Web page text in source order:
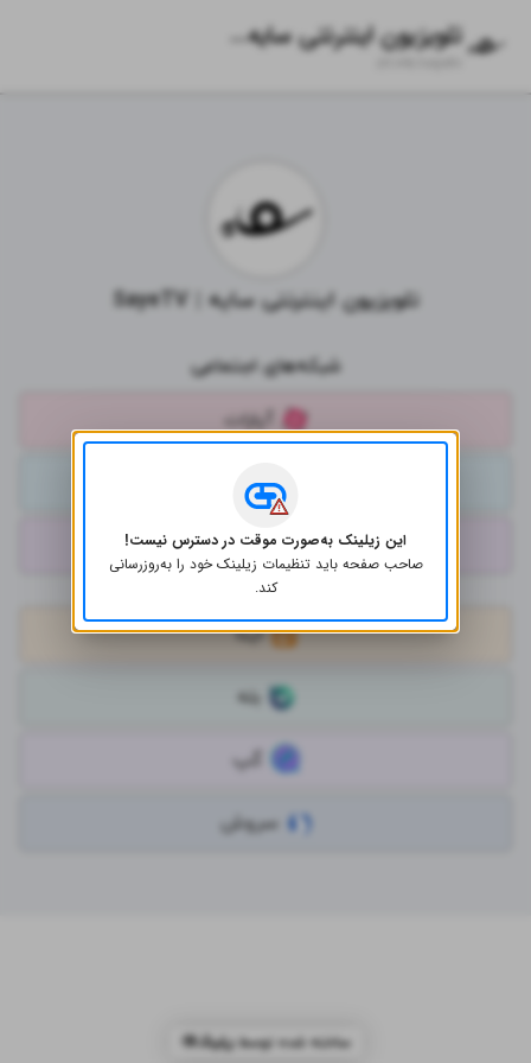
تلویزیون اینترنتی سایه | SayeTV
تلویزیون اینترنتی سایه | SayeTV
شبکه‌های اجتماعی
آپارات
کانال تلگرام
اینستاگرام
ایتا
بله
گپ
سروش
ساخته شده توسط
این زیلینک به‌صورت موقت در دسترس نیست!
صاحب صفحه باید تنظیمات زیلینک خود را به‌روز‌رسانی
کند.